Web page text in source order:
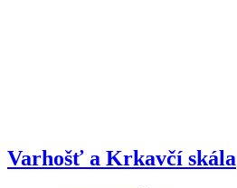
Varhošť a Krkavčí skála